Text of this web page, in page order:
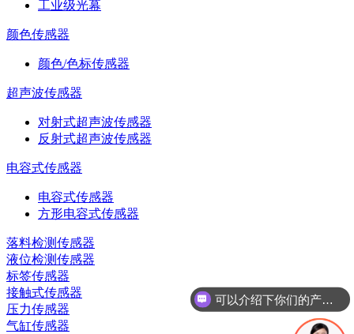
工业级光幕
颜色传感器
颜色/色标传感器
超声波传感器
对射式超声波传感器
反射式超声波传感器
电容式传感器
电容式传感器
方形电容式传感器
落料检测传感器
液位检测传感器
标签传感器
接触式传感器
压力传感器
气缸传感器
可以介绍下你们的产品么